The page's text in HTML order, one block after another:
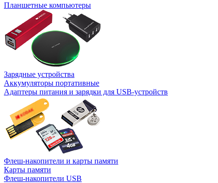
Планшетные компьютеры
Зарядные устройства
Аккумуляторы портативные
Адаптеры питания и зарядки для USB-устройств
Флеш-накопители и карты памяти
Карты памяти
Флеш-накопители USB